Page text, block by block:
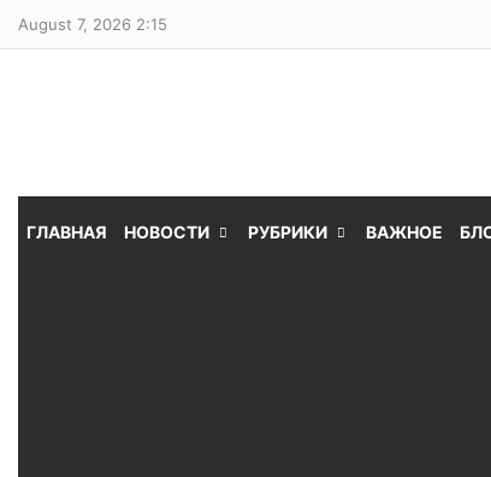
August 7, 2026 2:15
ГЛАВНАЯ НОВОСТИ РУБРИКИ ВАЖНОЕ